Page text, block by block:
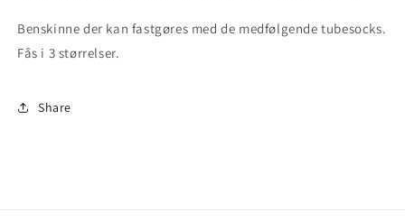
Benskinne der kan fastgøres med de medfølgende tubesocks.
Fås i 3 størrelser.
Share